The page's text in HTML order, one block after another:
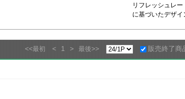
リフレッシュレ
に基づいたデザイ
<<最初 < 1 > 最後>> 販売終了商